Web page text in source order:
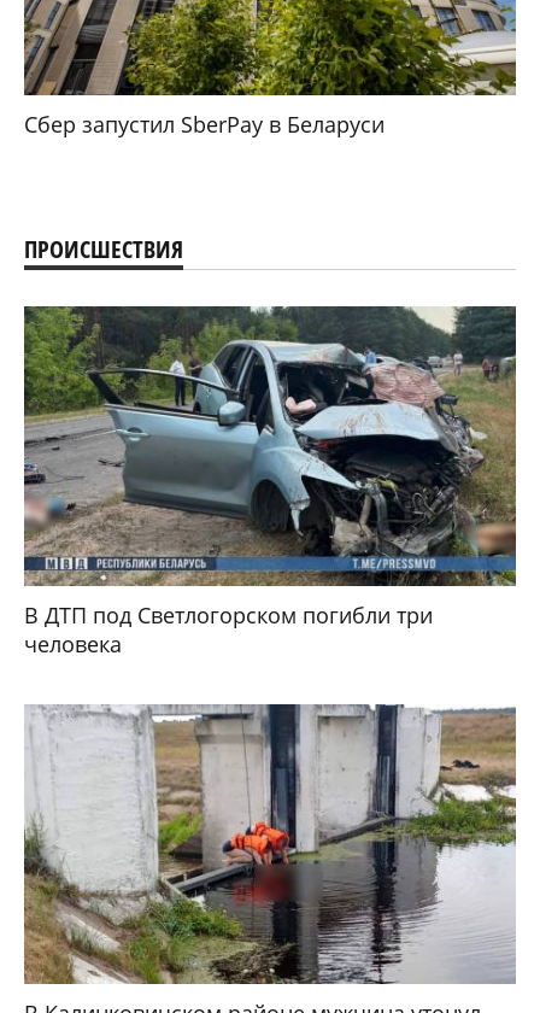
Сбер запустил SberPay в Беларуси
ПРОИСШЕСТВИЯ
В ДТП под Светлогорском погибли три
человека